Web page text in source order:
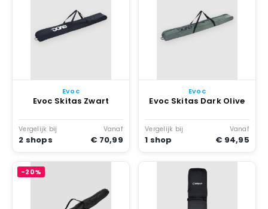
Evoc
Evoc Skitas Zwart
Vergelijk bij
2 shops
Vanaf
€ 70,99
Evoc
Evoc Skitas Dark Olive
Vergelijk bij
1 shop
Vanaf
€ 94,95
-20%